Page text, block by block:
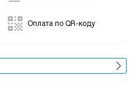
Оплата по QR-коду